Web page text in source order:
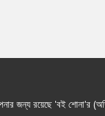
জন্য রয়েছে 'বই শোনা'র